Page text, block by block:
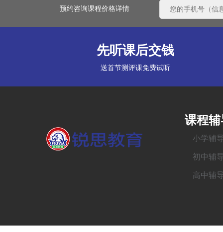
预约咨询课程价格详情
先听课后交钱
送首节测评课免费试听
课程辅
小学辅
初中辅
高中辅